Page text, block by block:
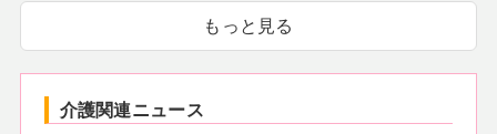
もっと見る
介護関連ニュース